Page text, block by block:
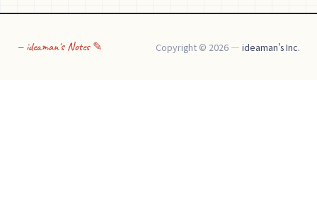
— ideaman's Notes ✎ Copyright © 2026 — ideaman's Inc.